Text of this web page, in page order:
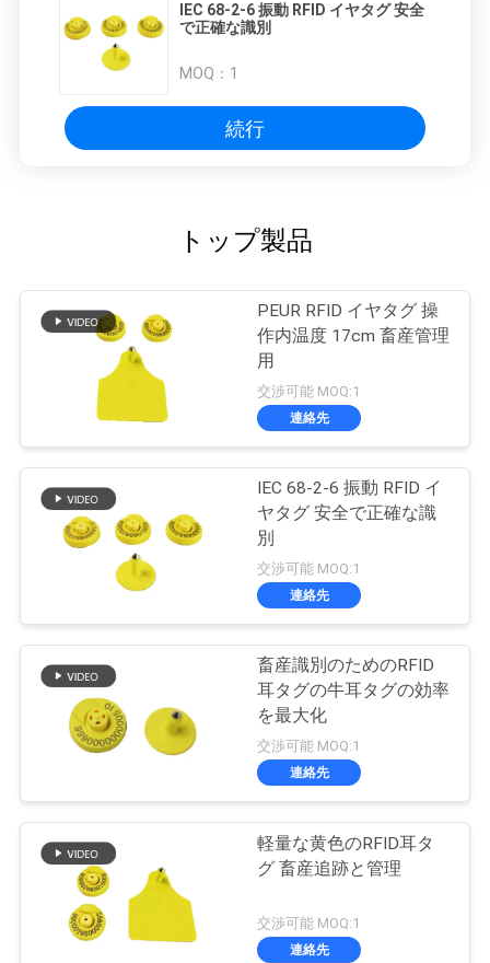
IEC 68-2-6 振動 RFID イヤタグ 安全
で正確な識別
MOQ： 1
続行
トップ製品
PEUR RFID イヤタグ 操
作内温度 17cm 畜産管理
用
交渉可能 MOQ:1
連絡先
IEC 68-2-6 振動 RFID イ
ヤタグ 安全で正確な識
別
交渉可能 MOQ:1
連絡先
畜産識別のためのRFID
耳タグの牛耳タグの効率
を最大化
交渉可能 MOQ:1
連絡先
軽量な黄色のRFID耳タ
グ 畜産追跡と管理
交渉可能 MOQ:1
連絡先